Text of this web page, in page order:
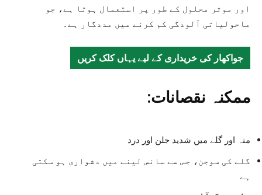
اور موثر محلول کے طور پر استعمال ہوتا ہے، جو
ماحولیاتی آلودگی کم کرنے میں مددگار ہے۔
جواکھار کی خریداری کے لیے یہاں کلک کریں
ممکنہ نقصانات:
منہ اور گلے میں شدید جلن اور درد
گلے کی سوجن، جس سے سانس لینے میں دشواری ہو سکتی
ہے